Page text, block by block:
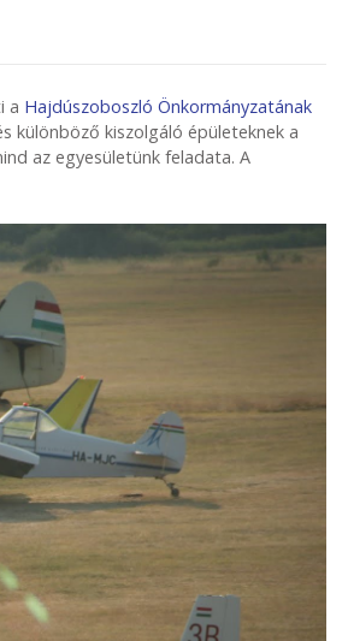
a Hajdúszoboszló Önkormányzatának
különböző kiszolgáló épületeknek a
az egyesületünk feladata. A